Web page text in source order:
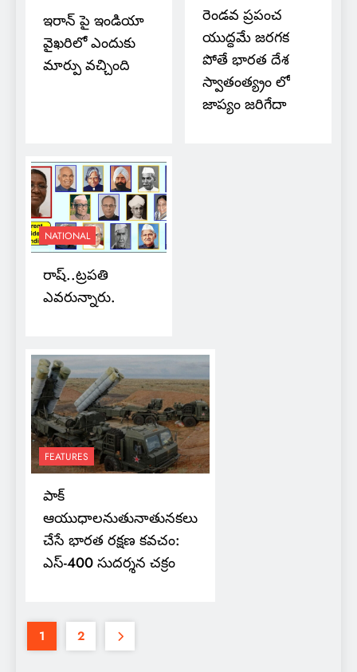
ఇరాన్ పై ఇండియా
వైఖరిలో ఎందుకు
మార్పు వచ్చింది
రెండవ ప్రపంచ
యుద్ధమే జరగక
పోతే భారత దేశ
స్వాతంత్య్రం లో
జాప్యం జరిగేదా
NATIONAL
రాష్..ట్రపతి
ఎవరున్నారు.
FEATURES
పాక్
ఆయుధాలనుతునాతునకలు
చేసే భారత రక్షణ కవచం:
ఎస్-400 సుదర్శన చక్రం
1 2